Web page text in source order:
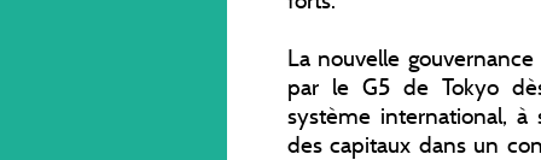
La nouvelle
par le G5 de Tokyo
système international, à
des capitaux dans un